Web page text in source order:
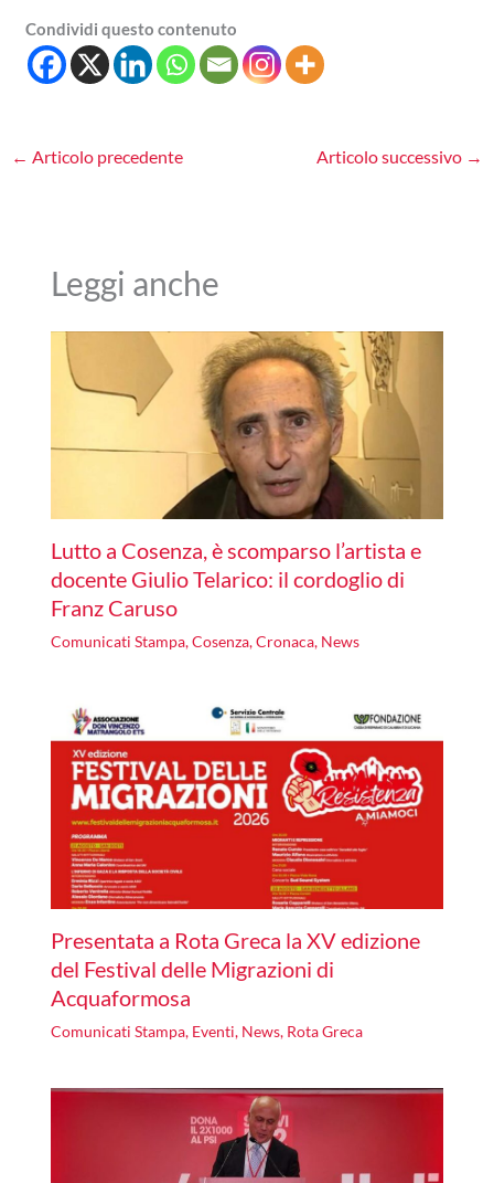
Condividi questo contenuto
← Articolo precedente Articolo successivo →
Leggi anche
Lutto a Cosenza, è scomparso l’artista e
docente Giulio Telarico: il cordoglio di
Franz Caruso
Comunicati Stampa,Cosenza,Cronaca, News
Presentata a Rota Greca la XV edizione
del Festival delle Migrazioni di
Acquaformosa
Comunicati Stampa, Eventi, News, Rota Greca